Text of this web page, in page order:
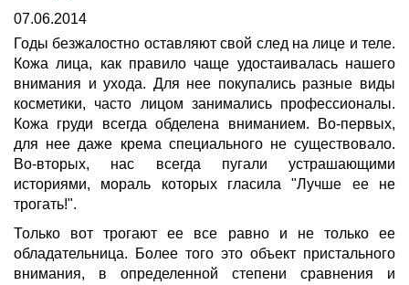
07.06.2014
Годы безжалостно оставляют свой след на лице и теле.
Кожа лица, как правило чаще удостаивалась нашего
внимания и ухода. Для нее покупались разные виды
косметики, часто лицом занимались профессионалы.
Кожа груди всегда обделена вниманием. Во-первых,
для нее даже крема специального не существовало.
Во-вторых, нас всегда пугали устрашающими
историями, мораль которых гласила "Лучше ее не
трогать!".
Только вот трогают ее все равно и не только ее
обладательница. Более того это объект пристального
внимания, в определенной степени сравнения и